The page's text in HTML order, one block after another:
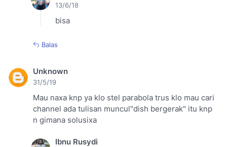
13/6/18
bisa
Balas
Unknown
31/5/19
Mau naxa knp ya klo stel parabola trus klo mau cari
channel ada tulisan muncul"dish bergerak" itu knp
n gimana solusixa
Ibnu Rusydi